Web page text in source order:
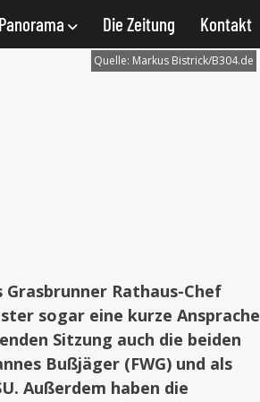
Panorama Die Zeitung Kontakt
Quelle: Markus Bistrick/B304.de
Rathaus-Chef
sogar eine kurze Ansprache
Sitzung auch die beiden
Bußjäger (FWG) und als
Außerdem haben die